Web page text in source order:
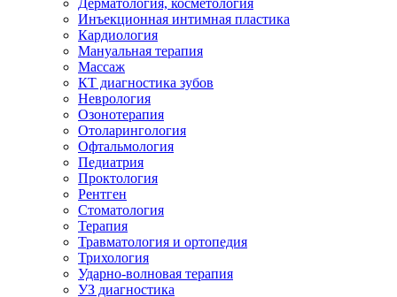
Дерматология, косметология
Инъекционная интимная пластика
Кардиология
Мануальная терапия
Массаж
КТ диагностика зубов
Неврология
Озонотерапия
Отоларингология
Офтальмология
Педиатрия
Проктология
Рентген
Стоматология
Терапия
Травматология и ортопедия
Трихология
Ударно-волновая терапия
УЗ диагностика